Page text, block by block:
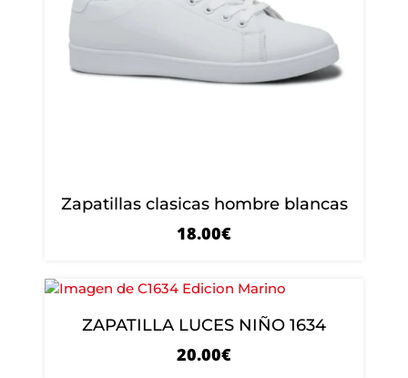
Zapatillas clasicas hombre blancas
18.00€
ZAPATILLA LUCES NIÑO 1634
20.00€